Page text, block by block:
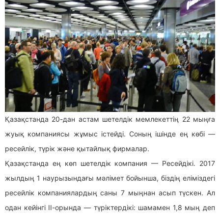
Қазақстанда 20-дан астам шетелдік мемлекеттің 22 мыңға
жуық компаниясы жұмыс істейді. Соның ішінде ең көбі —
ресейлік, түрік және қытайлық фирмалар.
Қазақстанда ең көп шетелдік компания — Ресейдікі. 2017
жылдың 1 наурызындағы мәлімет бойынша, біздің еліміздегі
ресейлік компаниялардың саны 7 мыңнан асып түскен. Ал
одан кейінгі ІІ-орында — түріктердікі: шамамен 1,8 мың деп